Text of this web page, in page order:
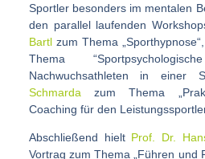
Sportler besonders im mentalen
den parallel laufenden
Bartlzum Thema „Sporthypnose“,
Thema
Nachwuchsathleten in einer
Schmarda zum Thema
Coaching für den
Abschließend hielt Prof. Dr.
Vortrag zum Thema „Führen und